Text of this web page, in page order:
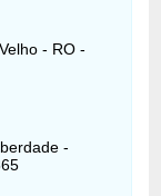
- RO -
-